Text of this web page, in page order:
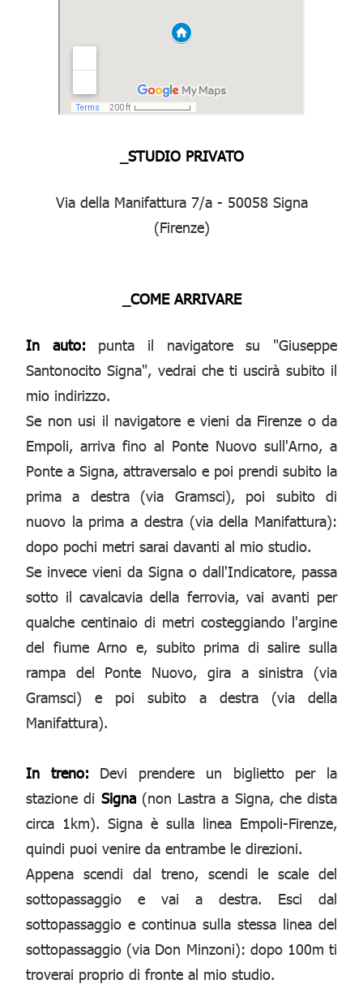
_STUDIO PRIVATO
Via della Manifattura 7/a - 50058 Signa
(Firenze)
_COME ARRIVARE
In auto: punta il navigatore su "Giuseppe
Santonocito Signa", vedrai che ti uscirà subito il
mio indirizzo.
Se non usi il navigatore e vieni da Firenze o da
Empoli, arriva fino al Ponte Nuovo sull'Arno, a
Ponte a Signa, attraversalo e poi prendi subito la
prima a destra (via Gramsci), poi subito di
nuovo la prima a destra (via della Manifattura):
dopo pochi metri sarai davanti al mio studio.
Se invece vieni da Signa o dall'Indicatore, passa
sotto il cavalcavia della ferrovia, vai avanti per
qualche centinaio di metri costeggiando l'argine
del fiume Arno e, subito prima di salire sulla
rampa del Ponte Nuovo, gira a sinistra (via
Gramsci) e poi subito a destra (via della
Manifattura).
In treno: Devi prendere un biglietto per la
stazione di Signa(non Lastra a Signa, che dista
circa 1km). Signa è sulla linea Empoli-Firenze,
quindi puoi venire da entrambe le direzioni.
Appena scendi dal treno, scendi le scale del
sottopassaggio e vai a destra. Esci dal
sottopassaggio e continua sulla stessa linea del
sottopassaggio (via Don Minzoni): dopo 100m ti
troverai proprio di fronte al mio studio.